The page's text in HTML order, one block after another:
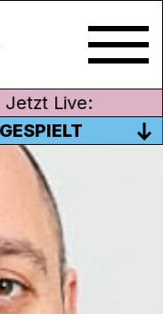
Jetzt Live:
und eine
zuerst: Der